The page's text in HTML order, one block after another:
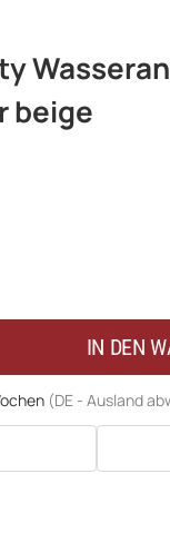
beige
IN DEN
(DE - Ausland